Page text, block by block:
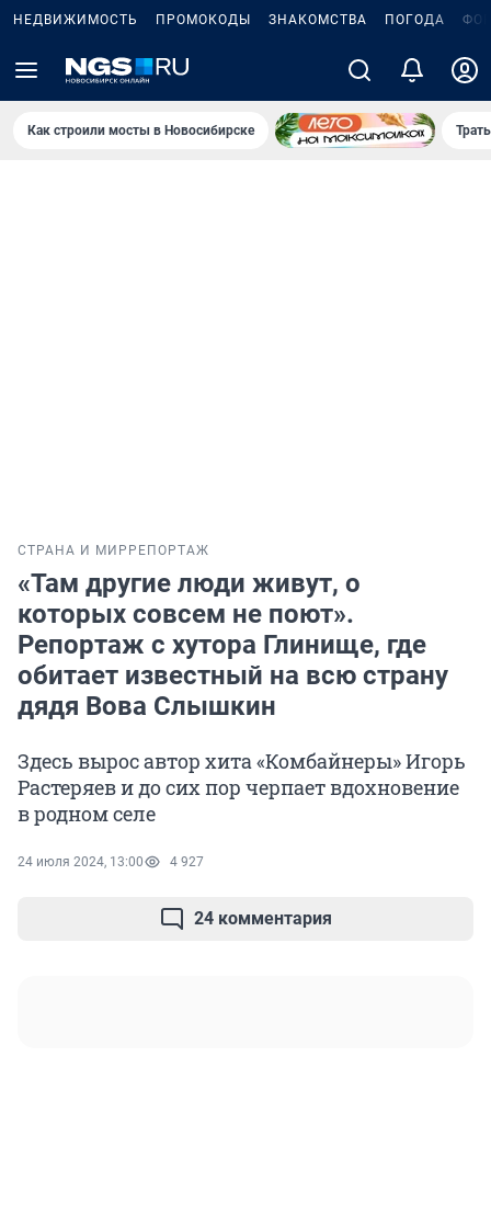
НЕДВИЖИМОСТЬ ПРОМОКОДЫ ЗНАКОМСТВА ПОГОДА
Как строили мосты в Новосибирске
СТРАНА И МИР РЕПОРТАЖ
«Там другие люди живут, о
которых совсем не поют».
Репортаж с хутора Глинище, где
обитает известный на всю страну
дядя Вова Слышкин
Здесь вырос автор хита «Комбайнеры» Игорь
Растеряев и до сих пор черпает вдохновение
в родном селе
24 июля 2024, 13:00 4 927
24 комментария